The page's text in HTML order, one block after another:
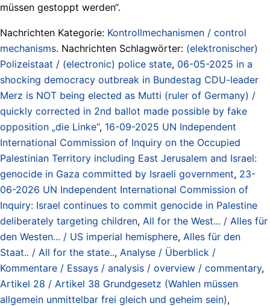
müssen gestoppt werden“.
Nachrichten Kategorie: Kontrollmechanismen / control
mechanisms. Nachrichten Schlagwörter: (elektronischer)
Polizeistaat / (electronic) police state, 06-05-2025 in a
shocking democracy outbreak in Bundestag CDU-leader
Merz is NOT being elected as Mutti (ruler of Germany) /
quickly corrected in 2nd ballot made possible by fake
opposition „die Linke“, 16-09-2025 UN Independent
International Commission of Inquiry on the Occupied
Palestinian Territory including East Jerusalem and Israel:
genocide in Gaza committed by Israeli government, 23-
06-2026 UN Independent International Commission of
Inquiry: Israel continues to commit genocide in Palestine
deliberately targeting children, All for the West... / Alles für
den Westen... / US imperial hemisphere, Alles für den
Staat.. / All for the state.., Analyse / Überblick /
Kommentare / Essays / analysis / overview / commentary,
Artikel 28 / Artikel 38 Grundgesetz (Wahlen müssen
allgemein unmittelbar frei gleich und geheim sein),